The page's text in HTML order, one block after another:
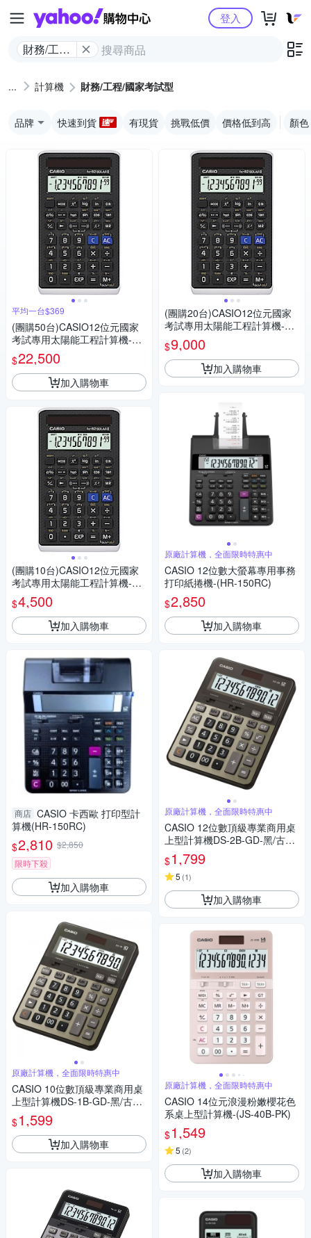
Yahoo購物中心
財務/工程/
型
登入
計算機 財務/工程/國家考試型
品牌 快速到貨 有現貨 挑戰低價 價格低到高 顏色
平均一台$369
(團購50台)CASIO12位元國家
考試專用太陽能工程計算機-FX
-82SOLARII
$22,500
加入購物車
(團購10台)CASIO12位元國家
考試專用太陽能工程計算機-FX
-82SOLARII
$4,500
加入購物車
商店 CASIO 卡西歐 打印型計
算機(HR-150RC)
$2,810 $2,850
限時下殺
加入購物車
原廠計算機，全面限時特惠中
CASIO 10位數頂級專業商用桌
上型計算機DS-1B-GD-黑/古銅
金色
$1,599
加入購物車
(團購20台)CASIO12位元國家
考試專用太陽能工程計算機-FX
-82SOLARII
$9,000
加入購物車
原廠計算機，全面限時特惠中
CASIO 12位數大螢幕專用事務
打印紙捲機-(HR-150RC)
$2,850
加入購物車
原廠計算機，全面限時特惠中
CASIO 12位數頂級專業商用桌
上型計算機DS-2B-GD-黑/古銅
金色
$1,799
5 (1)
加入購物車
原廠計算機，全面限時特惠中
CASIO 14位元浪漫粉嫩櫻花色
系桌上型計算機-(JS-40B-PK)
$1,549
5 (2)
加入購物車